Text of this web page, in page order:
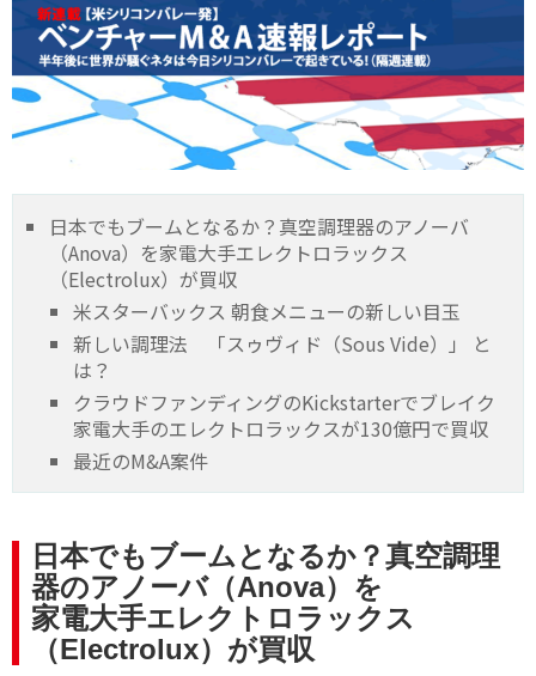
日本でもブームとなるか？真空調理器のアノーバ
（Anova）を家電大手エレクトロラックス
（Electrolux）が買収
米スターバックス 朝食メニューの新しい目玉
新しい調理法 「スゥヴィド（Sous Vide）」 と
は？
クラウドファンディングのKickstarterでブレイク
家電大手のエレクトロラックスが130億円で買収
最近のM&A案件
日本でもブームとなるか？真空調理
器のアノーバ（Anova）を
家電大手エレクトロラックス
（Electrolux）が買収